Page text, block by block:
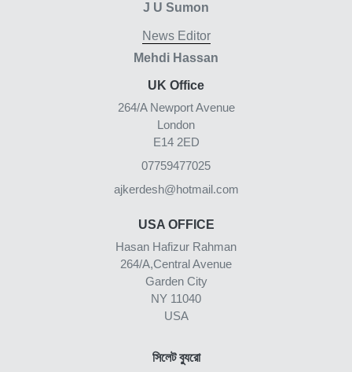
J U Sumon
News Editor
Mehdi Hassan
UK Office
264/A Newport Avenue
London
E14 2ED
07759477025
ajkerdesh@hotmail.com
USA OFFICE
Hasan Hafizur Rahman
264/A,Central Avenue
Garden City
NY 11040
USA
সিলেট ব্যুরো